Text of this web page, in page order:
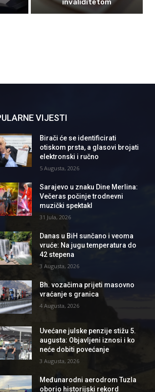
invaliditetom
VIJESTI
Birači će se identificirati
otiskom prsta, a glasovi brojati
elektronski i ručno
5 Augusta, 2026
Sarajevo u znaku Dine Merlina:
Večeras počinje trodnevni
muzički spektakl
31 Jula, 2026
Danas u BiH sunčano i veoma
vruće: Na jugu temperatura do
42 stepena
3 Augusta, 2026
Bh. vozačima prijeti masovno
vraćanje s granica
4 Augusta, 2026
Uvećane julske penzije stižu 5.
augusta: Objavljeni iznosi i ko
neće dobiti povećanje
3 Augusta, 2026
Međunarodni aerodrom Tuzla
oborio historijski rekord